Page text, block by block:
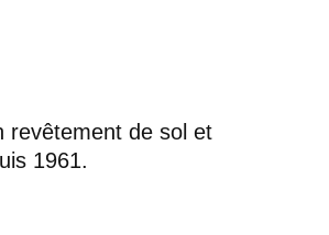
revêtement de sol et
1961.